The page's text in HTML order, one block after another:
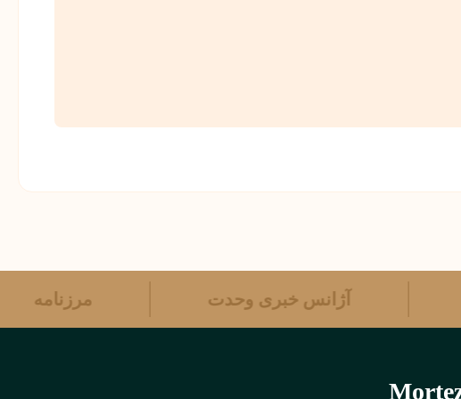
مرزنامه آژانس خبری وحدت